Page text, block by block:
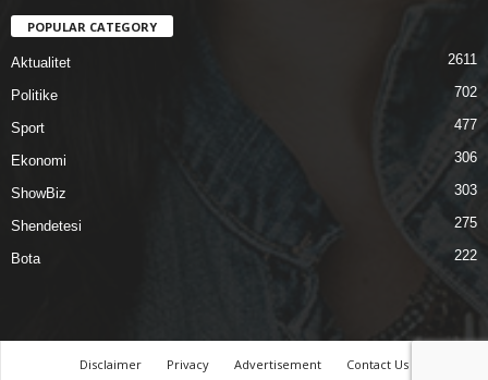
POPULAR CATEGORY
Aktualitet 2611
Politike 702
Sport 477
Ekonomi 306
ShowBiz 303
Shendetesi 275
Bota 222
Disclaimer Privacy Advertisement Contact Us